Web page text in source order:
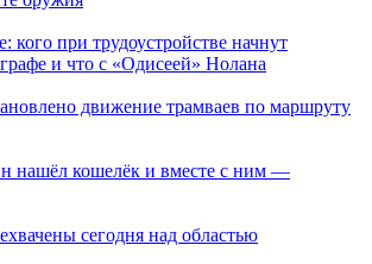
кого при трудоустройстве начнут
и что с «Одисеей» Нолана
движение трамваев по маршруту
нашёл кошелёк и вместе с ним —
сегодня над областью